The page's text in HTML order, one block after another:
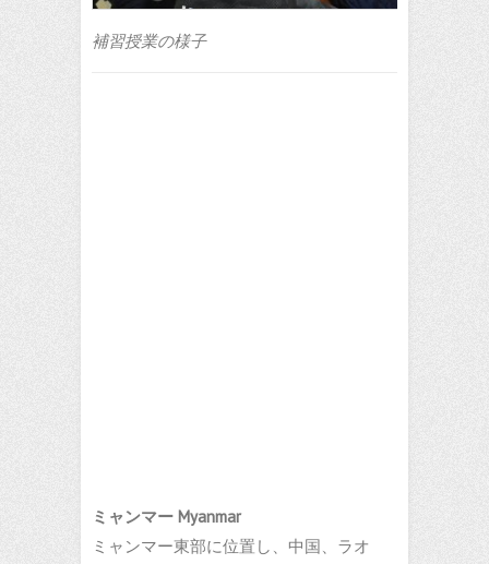
補習授業の様子
ミャンマー Myanmar
ミャンマー東部に位置し、中国、ラオ